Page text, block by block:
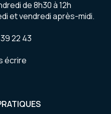
de 8h30 à 12h
et vendredi après-midi.
22 43
écrire